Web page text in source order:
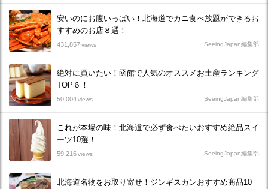
安いのにお腹いっぱい！北海道でカニ食べ放題ができるお
すすめのお店８選！
431,857views SeeingJapan編集部
絶対に買いたい！函館で人気のオススメお土産ランキング
TOP６！
50,004views SeeingJapan編集部
これが本場の味！北海道で必ず食べたいおすすめ絶品スイ
ーツ10選！
59,216views SeeingJapan編集部
北海道名物をお取り寄せ！ジンギスカンおすすめ商品10